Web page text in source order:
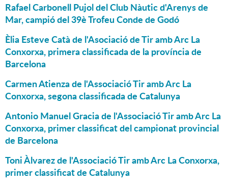
Rafael Carbonell Pujol del Club Nàutic d'Arenys de
Mar, campió del 39è Trofeu Conde de Godó
Èlia Esteve Catà de l'Asociació de Tir amb Arc La
Conxorxa, primera classificada de la província de
Barcelona
Carmen Atienza de l'Associació Tir amb Arc La
Conxorxa, segona classificada de Catalunya
Antonio Manuel Gracia de l'Associació Tir amb Arc La
Conxorxa, primer classificat del campionat provincial
de Barcelona
Toni Àlvarez de l'Associació Tir amb Arc La Conxorxa,
primer classificat de Catalunya